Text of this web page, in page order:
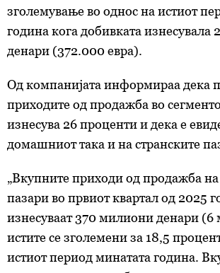
зголемување во однос на истиот
година кога добивката
денари (372.000 евра).
Од компанијата информираа дека
приходите од продажба во
изнесува 26 проценти и дека е
домашниот така и на странските
„Вкупните приходи од продажба на
пазари во првиот квартал од 2025
изнесуваат 370 милиони денари (6
истите се зголемени за 18,5
истиот период минатата година.